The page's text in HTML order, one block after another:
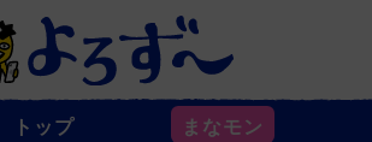
トップ まなモン